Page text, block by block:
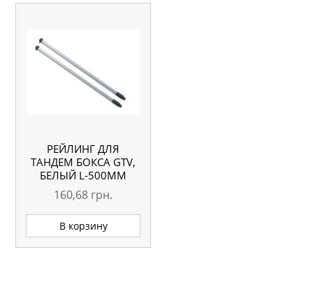
РЕЙЛИНГ ДЛЯ
ТАНДЕМ БОКСА GTV,
БЕЛЫЙ L-500ММ
160,68 грн.
В корзину